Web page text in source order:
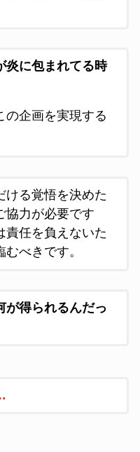
炎に包まれてる時
の企画を実現する
ける覚悟を決めた
協力が必要です
責任を負えないた
べきです。
得られるんだっ